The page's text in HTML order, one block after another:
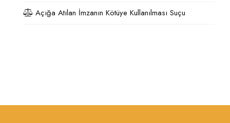
Açığa Atılan İmzanın Kötüye Kullanılması Suçu